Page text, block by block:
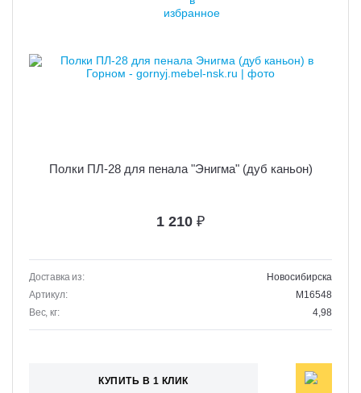
Полки ПЛ-28 для пенала "Энигма" (дуб каньон)
1 210 ₽
Доставка из:
Новосибирска
Артикул:
M16548
Вес, кг:
4,98
КУПИТЬ В 1 КЛИК